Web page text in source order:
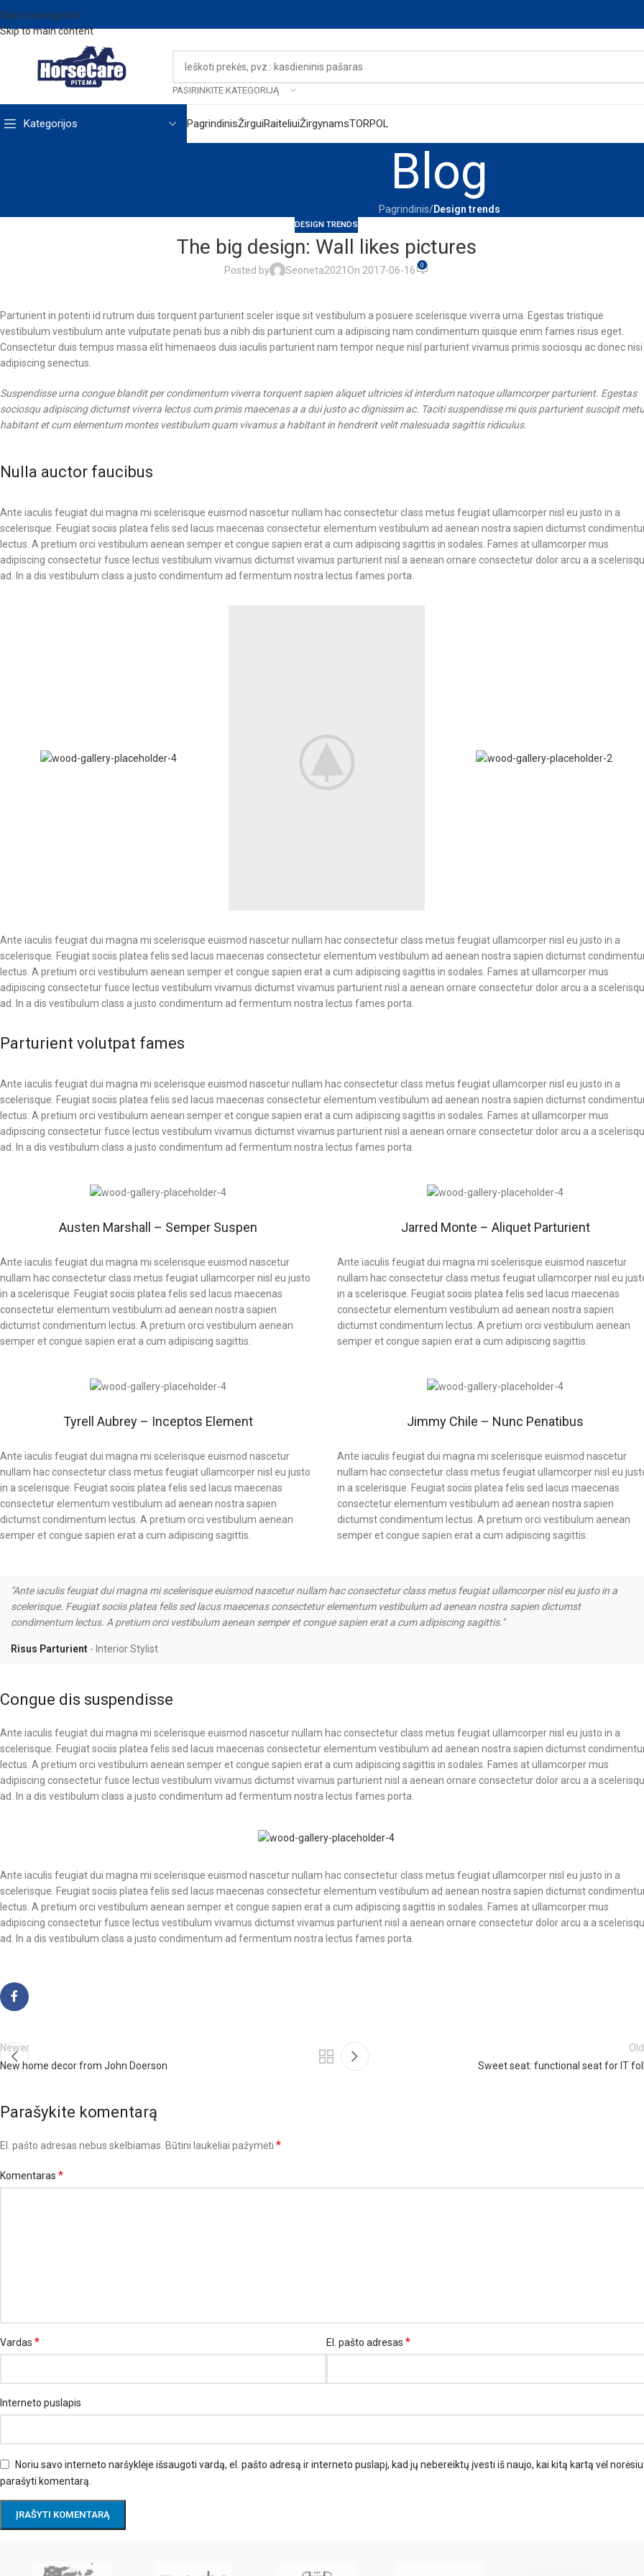
Skip to navigation
Skip to main content
PASIRINKITE KATEGORIJĄ
Kategorijos PagrindinisŽirguiRaiteliuiŽirgynamsTORPOL
Blog
Pagrindinis/Design trends
DESIGN TRENDS
The big design: Wall likes pictures
Posted by Seoneta2021 On 2017-06-16 0
Parturient in potenti id rutrum duis torquent parturient sceler isque sit vestibulum a posuere scelerisque viverra urna. Egestas tristique
vestibulum vestibulum ante vulputate penati bus a nibh dis parturient cum a adipiscing nam condimentum quisque enim fames risus eget.
Consectetur duis tempus massa elit himenaeos duis iaculis parturient nam tempor neque nisl parturient vivamus primis sociosqu ac donec nisi
adipiscing senectus.
Suspendisse urna congue blandit per condimentum viverra torquent sapien aliquet ultricies id interdum natoque ullamcorper parturient. Egestas
sociosqu adipiscing dictumst viverra lectus cum primis maecenas a a dui justo ac dignissim ac. Taciti suspendisse mi quis parturient suscipit
habitant et cum elementum montes vestibulum quam vivamus a habitant in hendrerit velit malesuada sagittis ridiculus.
Nulla auctor faucibus
Ante iaculis feugiat dui magna mi scelerisque euismod nascetur nullam hac consectetur class metus feugiat ullamcorper nisl eu justo in a
scelerisque. Feugiat sociis platea felis sed lacus maecenas consectetur elementum vestibulum ad aenean nostra sapien dictumst
lectus. A pretium orci vestibulum aenean semper et congue sapien erat a cum adipiscing sagittis in sodales. Fames at ullamcorper mus
adipiscing consectetur fusce lectus vestibulum vivamus dictumst vivamus parturient nisl a aenean ornare consectetur dolor arcu a a
ad. In a dis vestibulum class a justo condimentum ad fermentum nostra lectus fames porta.
Ante iaculis feugiat dui magna mi scelerisque euismod nascetur nullam hac consectetur class metus feugiat ullamcorper nisl eu justo in a
scelerisque. Feugiat sociis platea felis sed lacus maecenas consectetur elementum vestibulum ad aenean nostra sapien dictumst
lectus. A pretium orci vestibulum aenean semper et congue sapien erat a cum adipiscing sagittis in sodales. Fames at ullamcorper mus
adipiscing consectetur fusce lectus vestibulum vivamus dictumst vivamus parturient nisl a aenean ornare consectetur dolor arcu a a
ad. In a dis vestibulum class a justo condimentum ad fermentum nostra lectus fames porta.
Parturient volutpat fames
Ante iaculis feugiat dui magna mi scelerisque euismod nascetur nullam hac consectetur class metus feugiat ullamcorper nisl eu justo in a
scelerisque. Feugiat sociis platea felis sed lacus maecenas consectetur elementum vestibulum ad aenean nostra sapien dictumst
lectus. A pretium orci vestibulum aenean semper et congue sapien erat a cum adipiscing sagittis in sodales. Fames at ullamcorper mus
adipiscing consectetur fusce lectus vestibulum vivamus dictumst vivamus parturient nisl a aenean ornare consectetur dolor arcu a a
ad. In a dis vestibulum class a justo condimentum ad fermentum nostra lectus fames porta.
Austen Marshall – Semper Suspen
Ante iaculis feugiat dui magna mi scelerisque euismod nascetur
nullam hac consectetur class metus feugiat ullamcorper nisl eu justo
in a scelerisque. Feugiat sociis platea felis sed lacus maecenas
consectetur elementum vestibulum ad aenean nostra sapien
dictumst condimentum lectus. A pretium orci vestibulum aenean
semper et congue sapien erat a cum adipiscing sagittis.
Jarred Monte – Aliquet Parturient
Ante iaculis feugiat dui magna mi scelerisque euismod nascetur
nullam hac consectetur class metus feugiat ullamcorper nisl eu
in a scelerisque. Feugiat sociis platea felis sed lacus maecenas
consectetur elementum vestibulum ad aenean nostra sapien
dictumst condimentum lectus. A pretium orci vestibulum aenean
semper et congue sapien erat a cum adipiscing sagittis.
Tyrell Aubrey – Inceptos Element
Ante iaculis feugiat dui magna mi scelerisque euismod nascetur
nullam hac consectetur class metus feugiat ullamcorper nisl eu justo
in a scelerisque. Feugiat sociis platea felis sed lacus maecenas
consectetur elementum vestibulum ad aenean nostra sapien
dictumst condimentum lectus. A pretium orci vestibulum aenean
semper et congue sapien erat a cum adipiscing sagittis.
Jimmy Chile – Nunc Penatibus
Ante iaculis feugiat dui magna mi scelerisque euismod nascetur
nullam hac consectetur class metus feugiat ullamcorper nisl eu
in a scelerisque. Feugiat sociis platea felis sed lacus maecenas
consectetur elementum vestibulum ad aenean nostra sapien
dictumst condimentum lectus. A pretium orci vestibulum aenean
semper et congue sapien erat a cum adipiscing sagittis.
"Ante iaculis feugiat dui magna mi scelerisque euismod nascetur nullam hac consectetur class metus feugiat ullamcorper nisl eu justo in a
scelerisque. Feugiat sociis platea felis sed lacus maecenas consectetur elementum vestibulum ad aenean nostra sapien dictumst
condimentum lectus. A pretium orci vestibulum aenean semper et congue sapien erat a cum adipiscing sagittis."
Risus Parturient Interior Stylist
Congue dis suspendisse
Ante iaculis feugiat dui magna mi scelerisque euismod nascetur nullam hac consectetur class metus feugiat ullamcorper nisl eu justo in a
scelerisque. Feugiat sociis platea felis sed lacus maecenas consectetur elementum vestibulum ad aenean nostra sapien dictumst
lectus. A pretium orci vestibulum aenean semper et congue sapien erat a cum adipiscing sagittis in sodales. Fames at ullamcorper mus
adipiscing consectetur fusce lectus vestibulum vivamus dictumst vivamus parturient nisl a aenean ornare consectetur dolor arcu a a
ad. In a dis vestibulum class a justo condimentum ad fermentum nostra lectus fames porta.
Ante iaculis feugiat dui magna mi scelerisque euismod nascetur nullam hac consectetur class metus feugiat ullamcorper nisl eu justo in a
scelerisque. Feugiat sociis platea felis sed lacus maecenas consectetur elementum vestibulum ad aenean nostra sapien dictumst
lectus. A pretium orci vestibulum aenean semper et congue sapien erat a cum adipiscing sagittis in sodales. Fames at ullamcorper mus
adipiscing consectetur fusce lectus vestibulum vivamus dictumst vivamus parturient nisl a aenean ornare consectetur dolor arcu a a
ad. In a dis vestibulum class a justo condimentum ad fermentum nostra lectus fames porta.
Newer
New home decor from John Doerson
Sweet seat: functional seat for IT
Parašykite komentarą
El. pašto adresas nebus skelbiamas. Būtini laukeliai pažymėti *
Komentaras *
Vardas * El. pašto adresas*
Interneto puslapis
Noriu savo interneto naršyklėje išsaugoti vardą, el. pašto adresą ir interneto puslapį, kad jų nebereiktų įvesti iš naujo, kai kitą kartą vėl norėsiu
parašyti komentarą.